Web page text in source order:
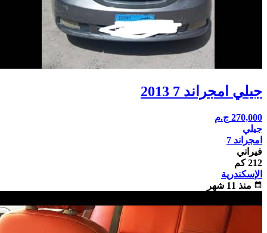
جيلي امجراند 7 2013
270,000 ج.م
جيلي
امجراند 7
فيراني
212 كم
الإسكندرية
calendar_month منذ 11 شهر